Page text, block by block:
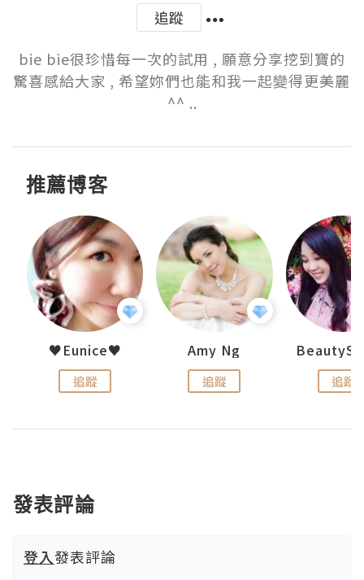
追蹤
bie bie很珍惜每一次的試用 , 願意分享挖到寶的
驚喜感給大家 , 希望妳們也能和我一起變得更美麗
^^ ..
推薦博客
♥Eunice♥
追蹤
Amy Ng
追蹤 追蹤
發表評論
登入發表評論